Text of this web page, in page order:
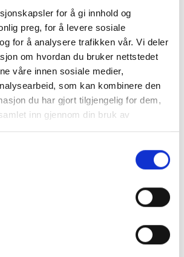
for å gi innhold og
preg, for å levere sosiale
for å analysere trafikken vår. Vi deler
om hvordan du bruker nettstedet
våre innen sosiale medier,
som kan kombinere den
du har gjort tilgjengelig for dem,
inn gjennom din bruk av
12V 130Ah Deep Cycle
12V 130 AH är ett AGM Deep Cycle-
mer info